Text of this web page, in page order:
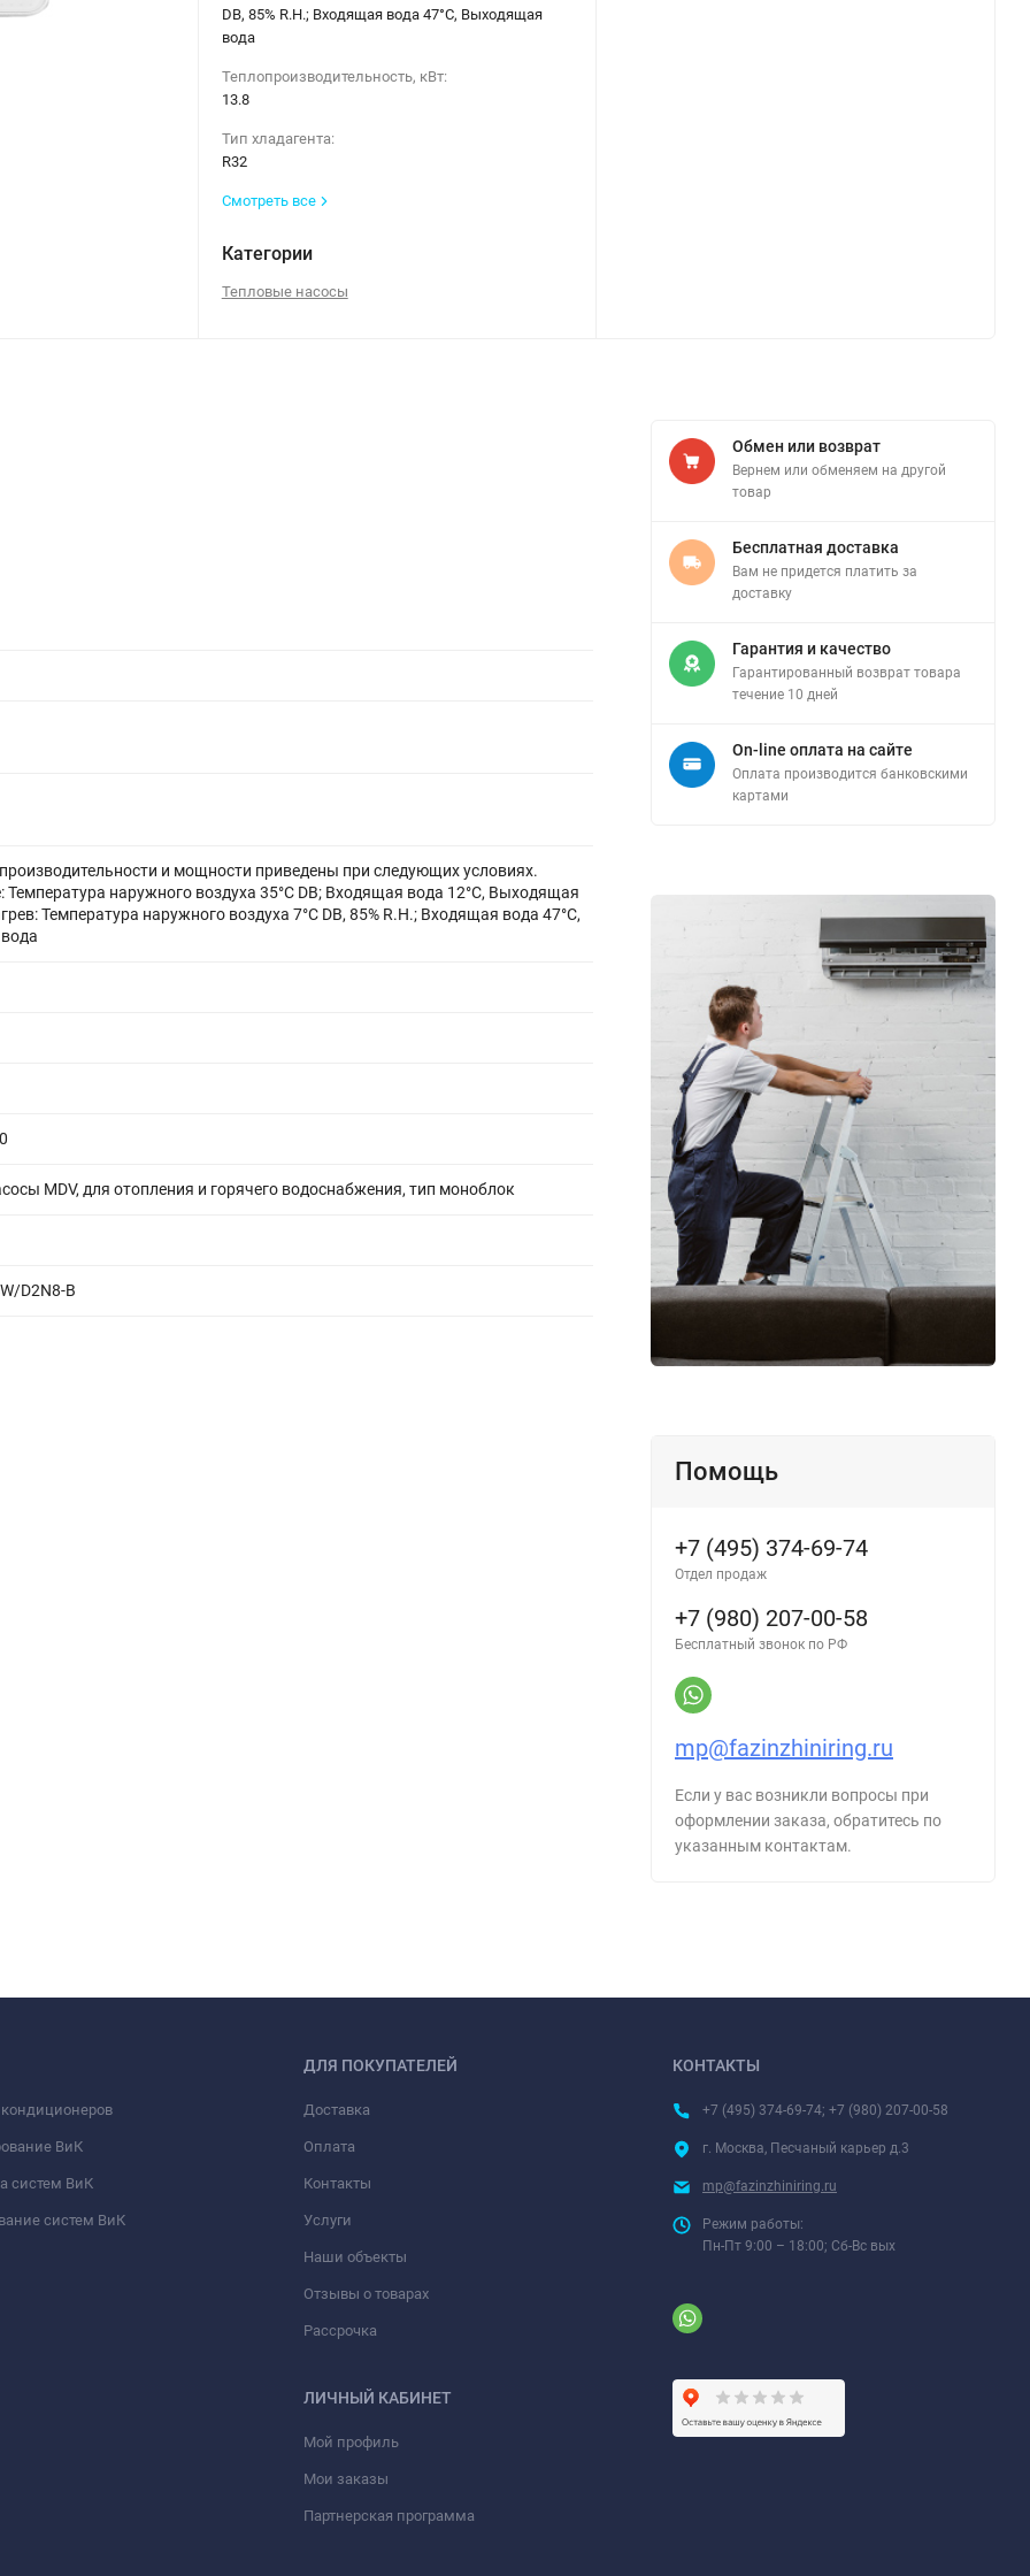
DB, 85% R.H.; Входящая вода 47°C, Выходящая
вода
Теплопроизводительность, кВт:
13.8
Тип хладагента:
R32
Смотреть все
Категории
Тепловые насосы
и мощности приведены при следующих условиях.
Температура наружного воздуха 35°C DB; Входящая вода 12°C, Выходящая
Температура наружного воздуха 7°C DB, 85% R.H.; Входящая вода 47°C,
MDV, для отопления и горячего водоснабжения, тип моноблок
D2N8-B
Обмен или возврат
Вернем или обменяем на другой
товар
Бесплатная доставка
Вам не придется платить за
доставку
Гарантия и качество
Гарантированный возврат товара
течение 10 дней
On-line оплата на сайте
Оплата производится банковскими
картами
Помощь
+7 (495) 374-69-74
Отдел продаж
+7 (980) 207-00-58
Бесплатный звонок по РФ
mp@fazinzhiniring.ru
Если у вас возникли вопросы при
оформлении заказа, обратитесь по
указанным контактам.
ВиК
систем ВиК
систем ВиК
ДЛЯ ПОКУПАТЕЛЕЙ
Доставка
Оплата
Контакты
Услуги
Наши объекты
Отзывы о товарах
Рассрочка
ЛИЧНЫЙ КАБИНЕТ
Мой профиль
Мои заказы
Партнерская программа
КОНТАКТЫ
+7 (495) 374-69-74; +7 (980) 207-00-58
г. Москва, Песчаный карьер д.3
mp@fazinzhiniring.ru
Режим работы:
Пн-Пт 9:00 – 18:00; Сб-Вс вых